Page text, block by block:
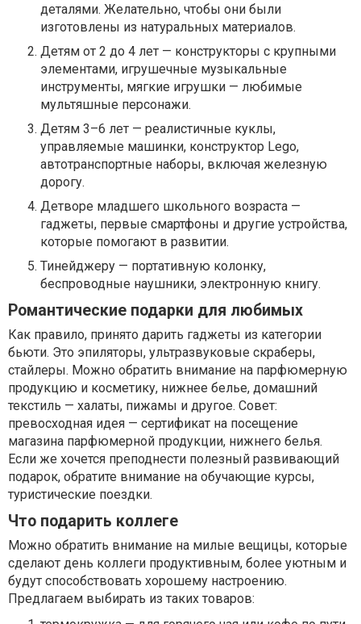
деталями. Желательно, чтобы они были
изготовлены из натуральных материалов.
Детям от 2 до 4 лет — конструкторы с крупными
элементами, игрушечные музыкальные
инструменты, мягкие игрушки — любимые
мультяшные персонажи.
Детям 3–6 лет — реалистичные куклы,
управляемые машинки, конструктор Lego,
автотранспортные наборы, включая железную
дорогу.
Детворе младшего школьного возраста —
гаджеты, первые смартфоны и другие устройства,
которые помогают в развитии.
Тинейджеру — портативную колонку,
беспроводные наушники, электронную книгу.
Романтические подарки для любимых
Как правило, принято дарить гаджеты из категории
бьюти. Это эпиляторы, ультразвуковые скраберы,
стайлеры. Можно обратить внимание на парфюмерную
продукцию и косметику, нижнее белье, домашний
текстиль — халаты, пижамы и другое. Совет:
превосходная идея — сертификат на посещение
магазина парфюмерной продукции, нижнего белья.
Если же хочется преподнести полезный развивающий
подарок, обратите внимание на обучающие курсы,
туристические поездки.
Что подарить коллеге
Можно обратить внимание на милые вещицы, которые
сделают день коллеги продуктивным, более уютным и
будут способствовать хорошему настроению.
Предлагаем выбирать из таких товаров: